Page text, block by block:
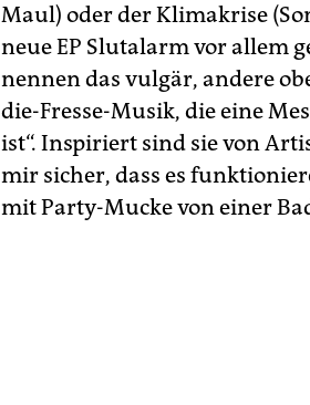
Maul) oder der Klimakrise
neue EP Slutalarm vor allem
nennen das vulgär, andere
die-Fresse-Musik, die eine
ist“. Inspiriert sind sie von
mir sicher, dass es
mit Party-Mucke von einer